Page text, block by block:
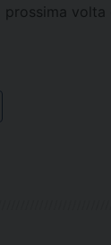
volta